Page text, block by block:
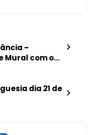
–
Mural com o
dia 21 de